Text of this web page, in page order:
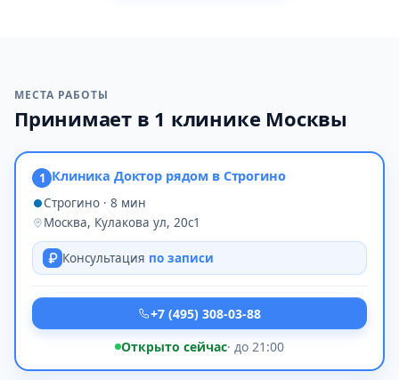
МЕСТА РАБОТЫ
Принимает в 1 клинике Москвы
1 Клиника Доктор рядом в Строгино
Строгино · 8 мин
Москва, Кулакова ул, 20с1
Консультация по записи
+7 (495) 308-03-88
Открыто сейчас· до 21:00